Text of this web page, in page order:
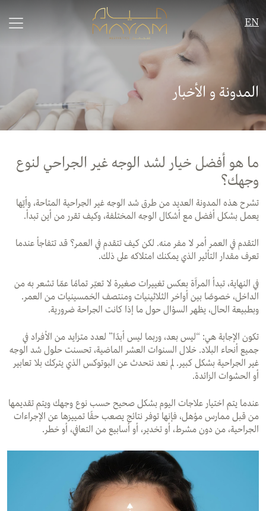
EN
المدونة و الأخبار
ما هو أفضل خيار لشد الوجه غير الجراحي لنوع
وجهك؟
تشرح هذه المدونة العديد من طرق شد الوجه غير الجراحية المتاحة، وأيّها
يعمل بشكل أفضل مع أشكال الوجه المختلفة، وكيف تقرر من أين تبدأ.
التقدم في العمر أمر لا مفر منه. لكن كيف تتقدم في العمر؟ قد تتفاجأ عندما
تعرف مقدار التأثير الذي يمكنك امتلاكه على ذلك.
في النهاية، تبدأ المرآة بعكس تغييرات صغيرة لا تعبّر تمامًا عمّا تشعر به من
الداخل، خصوصًا بين أواخر الثلاثينيات ومنتصف الخمسينيات من العمر.
وبطبيعة الحال، يظهر السؤال حول ما إذا كانت الجراحة ضرورية.
تكون الإجابة هي: “ليس بعد، وربما ليس أبدًا” لعدد متزايد من الأفراد في
جميع أنحاء البلاد. خلال السنوات العشر الماضية، تحسنت حلول شد الوجه
غير الجراحية بشكل كبير. لم نعد نتحدث عن البوتوكس الذي يتركك بلا تعابير
أو الحشوات الزائدة.
عندما يتم اختيار علاجات اليوم بشكل صحيح حسب نوع وجهك ويتم تقديمها
من قبل ممارس مؤهل، فإنها توفر نتائج يصعب حقًا تمييزها عن الإجراءات
الجراحية، من دون مشرط، أو تخدير، أو أسابيع من التعافي، أو خطر.